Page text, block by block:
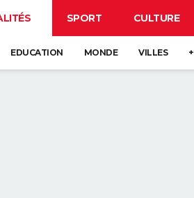
SPORT CULTURE
EDUCATION MONDE VILLES +